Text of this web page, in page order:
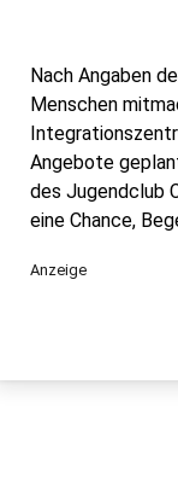
Nach Angaben
Menschen
Angebote
des Jugendclub
eine Chance,
Anzeige